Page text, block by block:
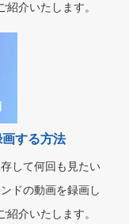
介いたします。
する方法
して何回も見たい
ドの動画を録画し
介いたします。